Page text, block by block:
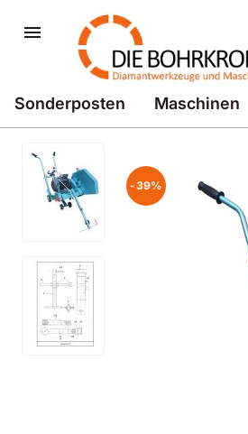
Sonderposten Maschinen
-39%